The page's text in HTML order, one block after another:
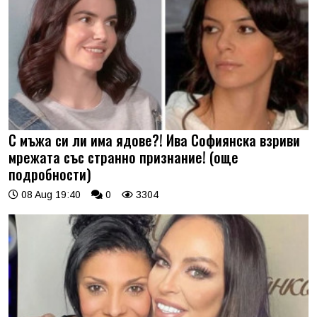
С мъжа си ли има ядове?! Ива Софиянска взриви
мрежата със странно признание! (още
подробности)
08 Aug 19:40 0 3304